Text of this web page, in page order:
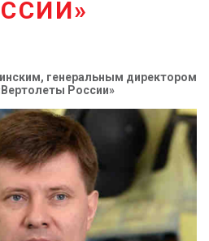
генеральным директором
России»